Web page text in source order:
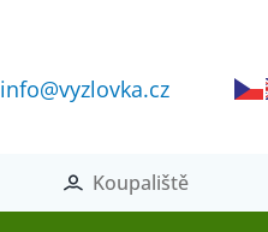
info@vyzlovka.cz
Koupaliště